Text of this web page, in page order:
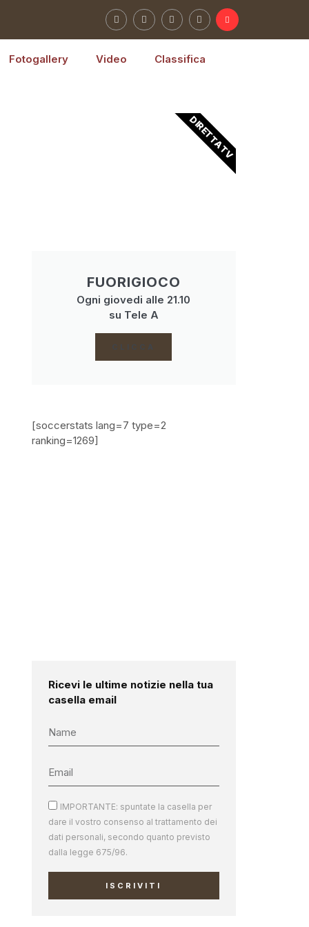
Fotogallery Video Classifica
FUORIGIOCO
Ogni giovedi alle 21.10
su Tele A
CLICCA
DIRETTA TV
[soccerstats lang=7 type=2
ranking=1269]
Ricevi le ultime notizie nella tua
casella email
IMPORTANTE: spuntate la casella per
dare il vostro consenso al trattamento dei
dati personali, secondo quanto previsto
dalla legge 675/96.
ISCRIVITI